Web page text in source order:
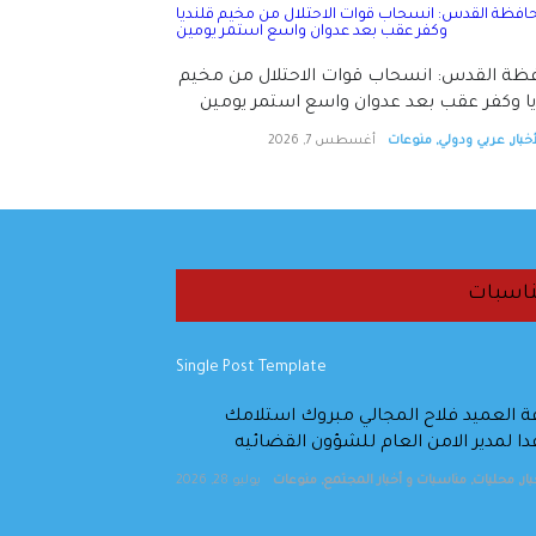
القدس: انسحاب قوات الاحتلال من مخيم
وكفر عقب بعد عدوان واسع استمر يومين
, عربي ودولي, منوعات أغسطس 7, 2026
العميد فلاح المجالي مبروك استلامك
لمدير الامن العام للشؤون القضائيه
, محليات, مناسبات و أخبار المجتمع, منوعات يوليو 28, 2026